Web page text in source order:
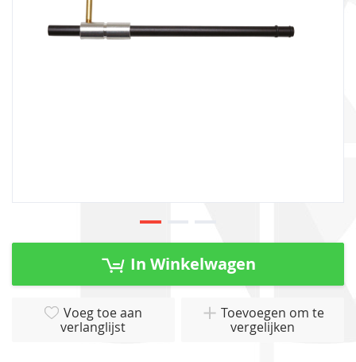
Ga
In Winkelwagen
Voeg toe aan
verlanglijst
Toevoegen om te
vergelijken